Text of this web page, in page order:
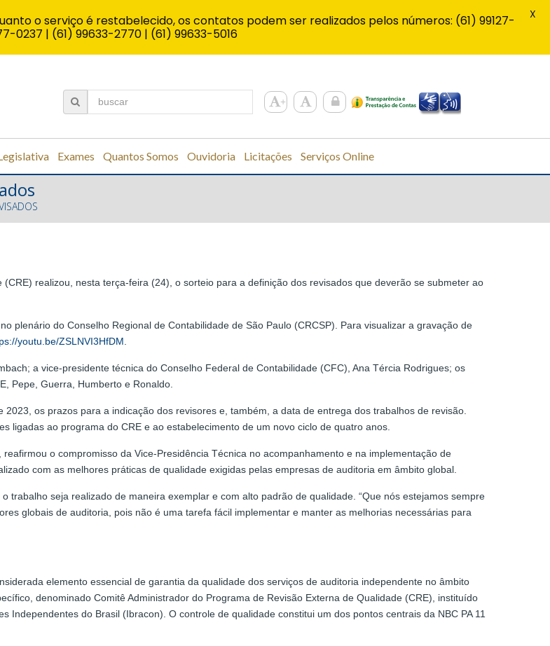
Exames Quantos Somos Ouvidoria Licitações Serviços Online
realizou, nesta terça-feira (24), o sorteio para a definição dos revisados que deverão se submeter ao
plenário do Conselho Regional de Contabilidade de São Paulo (CRCSP). Para visualizar a gravação de
youtu.be/ZSLNVI3HfDM.
a vice-presidente técnica do Conselho Federal de Contabilidade (CFC), Ana Tércia Rodrigues; os
Pepe, Guerra, Humberto e Ronaldo.
os prazos para a indicação dos revisores e, também, a data de entrega dos trabalhos de revisão.
ligadas ao programa do CRE e ao estabelecimento de um novo ciclo de quatro anos.
o compromisso da Vice-Presidência Técnica no acompanhamento e na implementação de
com as melhores práticas de qualidade exigidas pelas empresas de auditoria em âmbito global.
trabalho seja realizado de maneira exemplar e com alto padrão de qualidade. “Que nós estejamos sempre
globais de auditoria, pois não é uma tarefa fácil implementar e manter as melhorias necessárias para
elemento essencial de garantia da qualidade dos serviços de auditoria independente no âmbito
denominado Comitê Administrador do Programa de Revisão Externa de Qualidade (CRE), instituído
Independentes do Brasil (Ibracon). O controle de qualidade constitui um dos pontos centrais da NBC PA 11
o serviço é restabelecido, os contatos podem ser realizados pelos números: (61) 99127-
0237 | (61) 99633-2770 | (61) 99633-5016
X